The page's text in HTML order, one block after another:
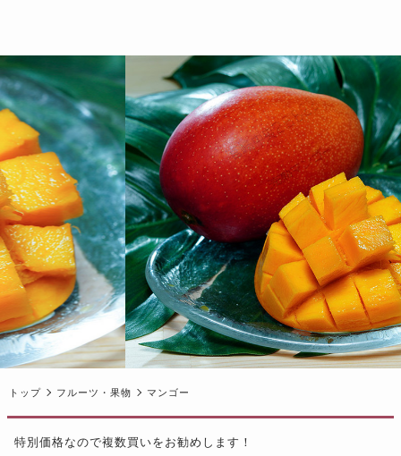
トップ フルーツ・果物 マンゴー
特別価格なので複数買いをお勧めします！